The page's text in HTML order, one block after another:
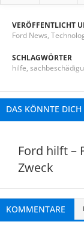
VERÖFFENTLICHT
Ford News,
SCHLAGWÖRTER
hilfe,
DAS KÖNNTE DICH
Ford hilft –
Zweck
KOMMENTARE